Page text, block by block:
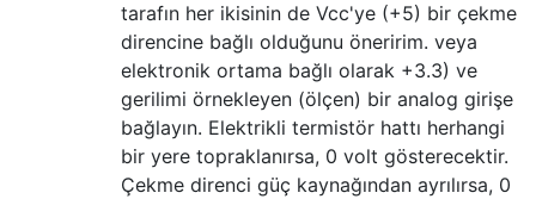
tarafın her ikisinin de Vcc'ye (+5) bir çekme
direncine bağlı olduğunu öneririm. veya
elektronik ortama bağlı olarak +3.3) ve
gerilimi örnekleyen (ölçen) bir analog girişe
bağlayın. Elektrikli termistör hattı herhangi
bir yere topraklanırsa, 0 volt gösterecektir.
Çekme direnci güç kaynağından ayrılırsa, 0